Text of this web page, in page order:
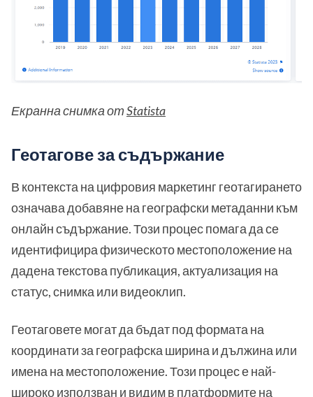
Екранна снимка отStatista
Геотагове за съдържание
В контекста на цифровия маркетинг геотагирането
означава добавяне на географски метаданни към
онлайн съдържание. Този процес помага да се
идентифицира физическото местоположение на
дадена текстова публикация, актуализация на
статус, снимка или видеоклип.
Геотаговете могат да бъдат под формата на
координати за географска ширина и дължина или
имена на местоположение. Този процес е най-
широко използван и видим в платформите на